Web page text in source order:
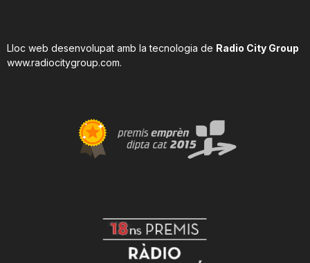
Lloc web desenvolupat amb la tecnologia de Radio City Group
www.radiocitygroup.com.